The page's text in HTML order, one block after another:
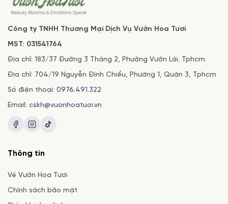
Công ty TNHH Thương Mại Dịch Vụ Vườn Hoa Tươi
MST: 031541764
Địa chỉ: 183/37 Đường 3 Tháng 2, Phường Vườn Lài. Tphcm
Địa chỉ: 704/19 Nguyễn Đình Chiểu, Phường 1, Quận 3, Tphcm
Số điện thoại: 0976.491.322
Email: cskh@vuonhoatuoi.vn
Thông tin
Về Vườn Hoa Tươi
Chính sách bảo mật